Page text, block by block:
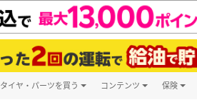
タイヤ・パーツを買う コンテンツ 保険